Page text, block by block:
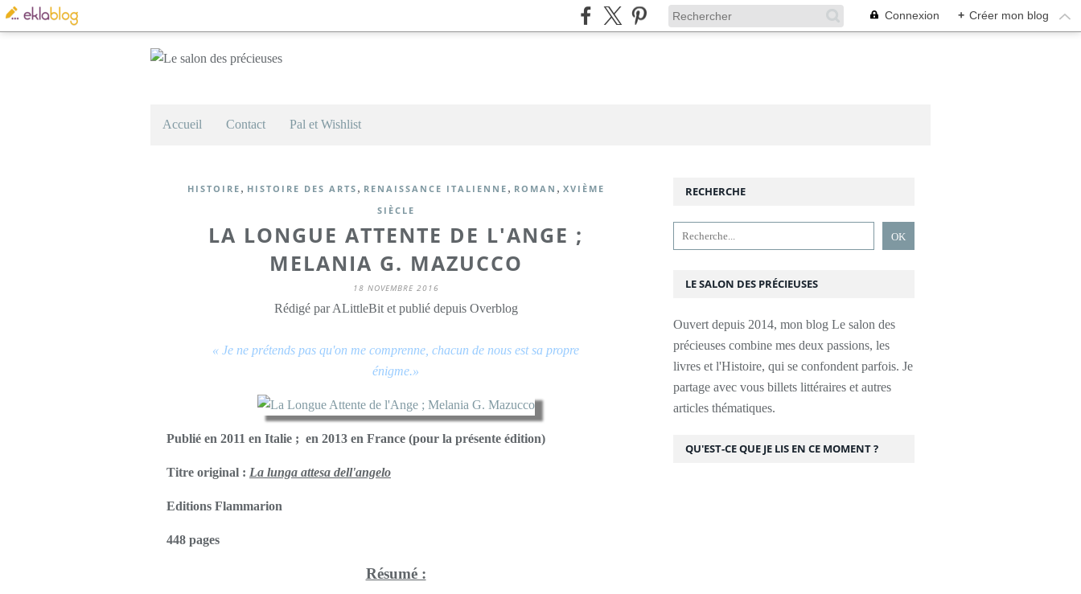
Connexion + Créer mon blog
Accueil Contact Pal et Wishlist
HISTOIRE , HISTOIRE DES ARTS , RENAISSANCE ITALIENNE , ROMAN , XVIÈME
SIÈCLE
LA LONGUE ATTENTE DE L'ANGE ;
MELANIA G. MAZUCCO
18 NOVEMBRE 2016
Rédigé par ALittleBit et publié depuis Overblog
« Je ne prétends pas qu'on me comprenne, chacun de nous est sa propre
énigme.»
Publié en 2011 en Italie ; en 2013 en France (pour la présente édition)
Titre original : La lunga attesa dell'angelo
Editions Flammarion
448 pages
Résumé :
RECHERCHE
LE SALON DES PRÉCIEUSES
Ouvert depuis 2014, mon blog Le salon des
précieuses combine mes deux passions, les
livres et l'Histoire, qui se confondent parfois. Je
partage avec vous billets littéraires et autres
articles thématiques.
QU'EST-CE QUE JE LIS EN CE MOMENT ?